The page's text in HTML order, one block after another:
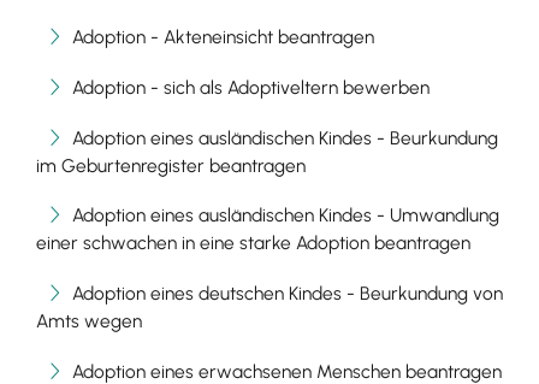
Adoption - Akteneinsicht beantragen
Adoption - sich als Adoptiveltern bewerben
Adoption eines ausländischen Kindes - Beurkundung
im Geburtenregister beantragen
Adoption eines ausländischen Kindes - Umwandlung
einer schwachen in eine starke Adoption beantragen
Adoption eines deutschen Kindes - Beurkundung von
Amts wegen
Adoption eines erwachsenen Menschen beantragen